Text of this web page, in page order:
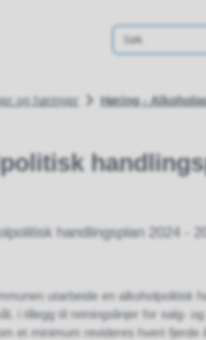
og høringer Høring -
handlingsplan 2024 -
utarbeide en alkoholpolitisk
i tillegg til retningslinjer for salg- og
et minimum revideres hvert fjerde